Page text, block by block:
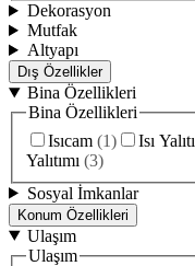
Dekorasyon
Mutfak
Altyapı
Dış Özellikler
Bina Özellikleri
Bina Özellikleri
Isıcam (1) Isı
Yalıtımı (3)
Sosyal İmkanlar
Konum Özellikleri
Ulaşım
Ulaşım